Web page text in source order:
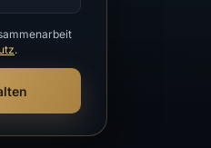
.